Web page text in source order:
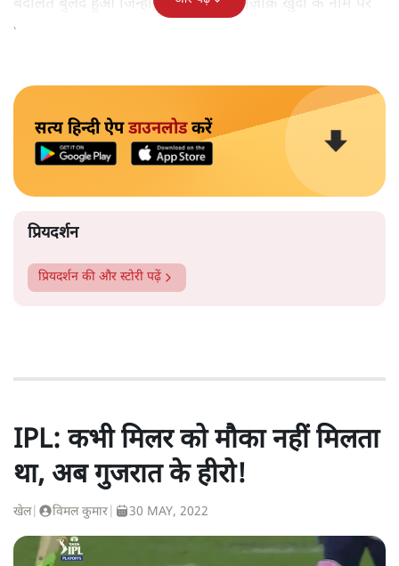
बरती जाने वाली मज़हबी संकीर्णता का उड़ाया।
सत्य हिन्दी ऐपडाउनलोडकरें
प्रियदर्शन
प्रियदर्शन की और स्टोरी पढ़ें
IPL: कभी मिलर को मौका नहीं मिलता
था, अब गुजरात के हीरो!
खेल| विमल कुमार 30 MAY, 2022